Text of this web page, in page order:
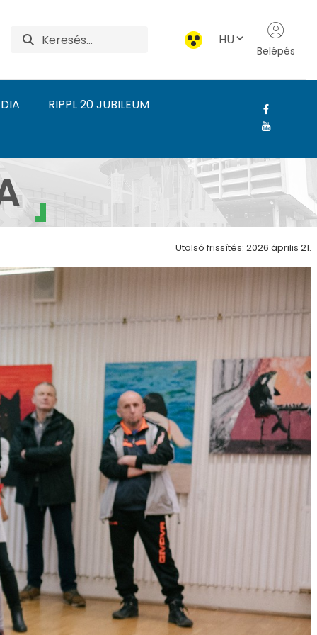
HU
Belépés
RIPPL 20 JUBILEUM
Rónai
Utolsó frissítés: 2026 április 21.